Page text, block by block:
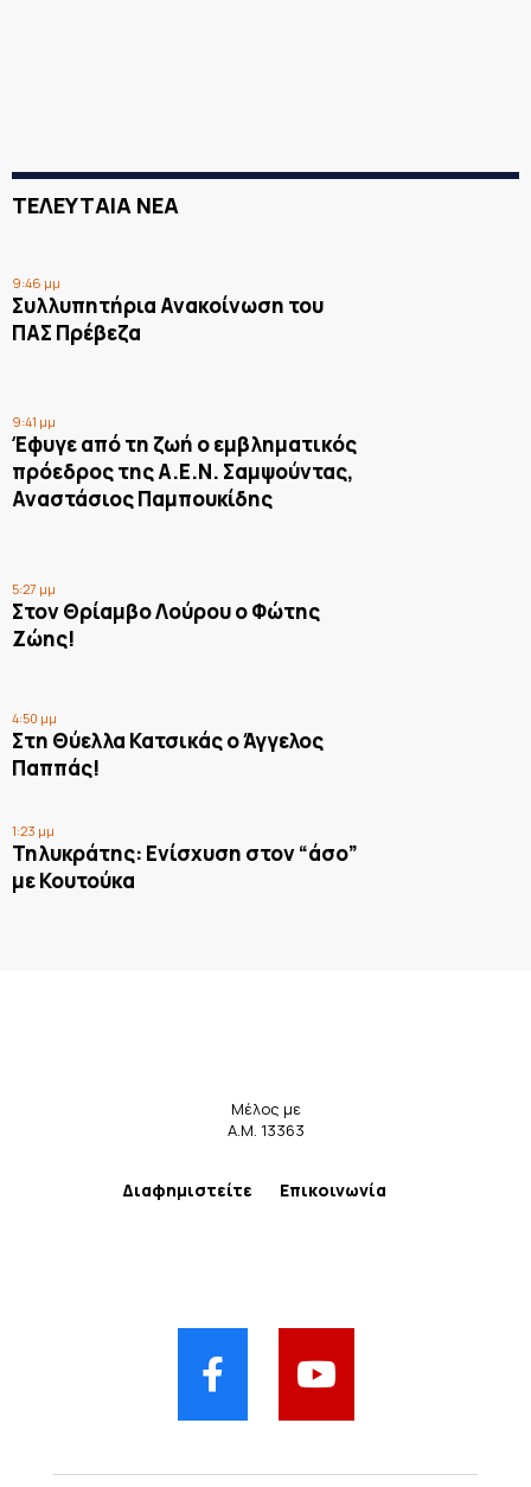
ΤΕΛΕΥΤΑΙΑ ΝΕΑ
9:46 μμ
Συλλυπητήρια Ανακοίνωση του
ΠΑΣ Πρέβεζα
9:41 μμ
Έφυγε από τη ζωή ο εμβληματικός
πρόεδρος της Α.Ε.Ν. Σαμψούντας,
Αναστάσιος Παμπουκίδης
5:27 μμ
Στον Θρίαμβο Λούρου ο Φώτης
Ζώης!
4:50 μμ
Στη Θύελλα Κατσικάς ο Άγγελος
Παππάς!
1:23 μμ
Τηλυκράτης: Ενίσχυση στον “άσο”
με Κουτούκα
Μέλος με
Α.Μ. 13363
Διαφημιστείτε Επικοινωνία